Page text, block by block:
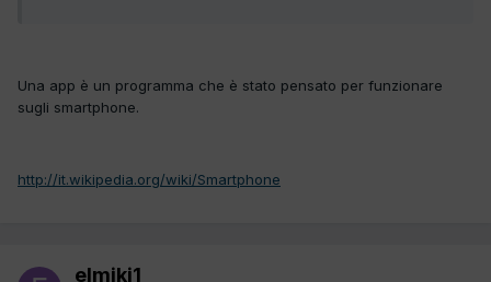
Una app è un programma che è stato pensato per funzionare
sugli smartphone.
http://it.wikipedia.org/wiki/Smartphone
elmiki1